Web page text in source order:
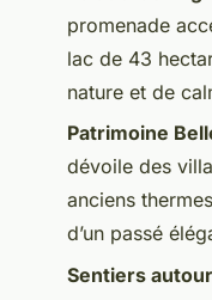
promenade
lac de 43
nature et de
Patrimoine
dévoile des
anciens
d’un passé
Sentiers